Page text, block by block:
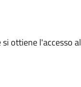
ottiene l'accesso al